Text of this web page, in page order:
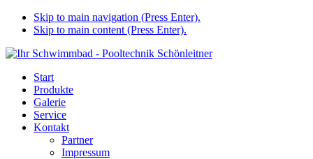
Skip to main navigation (Press Enter).
Skip to main content (Press Enter).
Start
Produkte
Galerie
Service
Kontakt
Partner
Impressum